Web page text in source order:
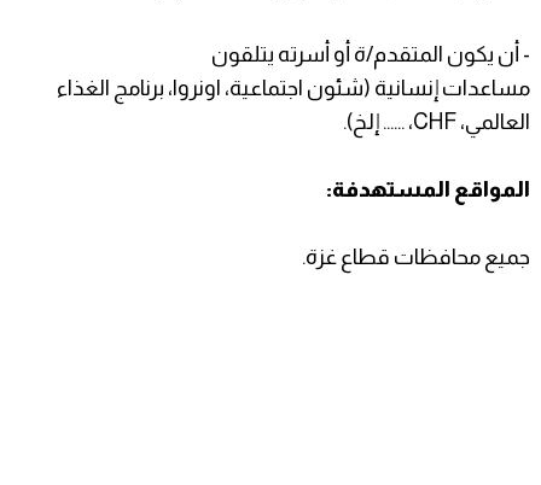
- أن يكون المتقدم/ة أو أسرته يتلقون
مساعدات إنسانية (شئون اجتماعية، اونروا، برنامج الغذاء
العالمي، CHF، ...... إلخ).
المواقع المستهدفة:
جميع محافظات قطاع غزة.